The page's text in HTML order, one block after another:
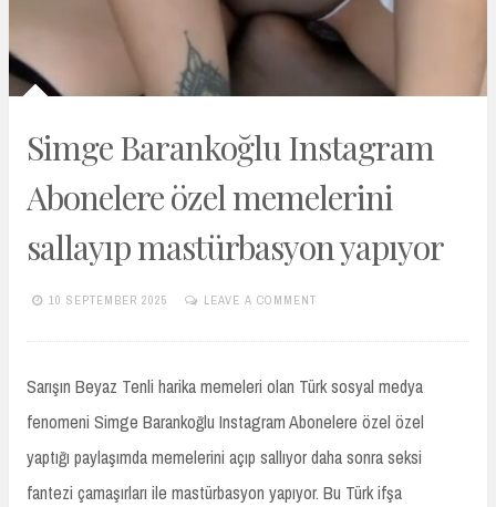
Simge Barankoğlu Instagram
Abonelere özel memelerini
sallayıp mastürbasyon yapıyor
10 SEPTEMBER 2025
LEAVE A COMMENT
Sarışın Beyaz Tenli harika memeleri olan Türk sosyal medya
fenomeni Simge Barankoğlu Instagram Abonelere özel özel
yaptığı paylaşımda memelerini açıp sallıyor daha sonra seksi
fantezi çamaşırları ile mastürbasyon yapıyor. Bu Türk ifşa